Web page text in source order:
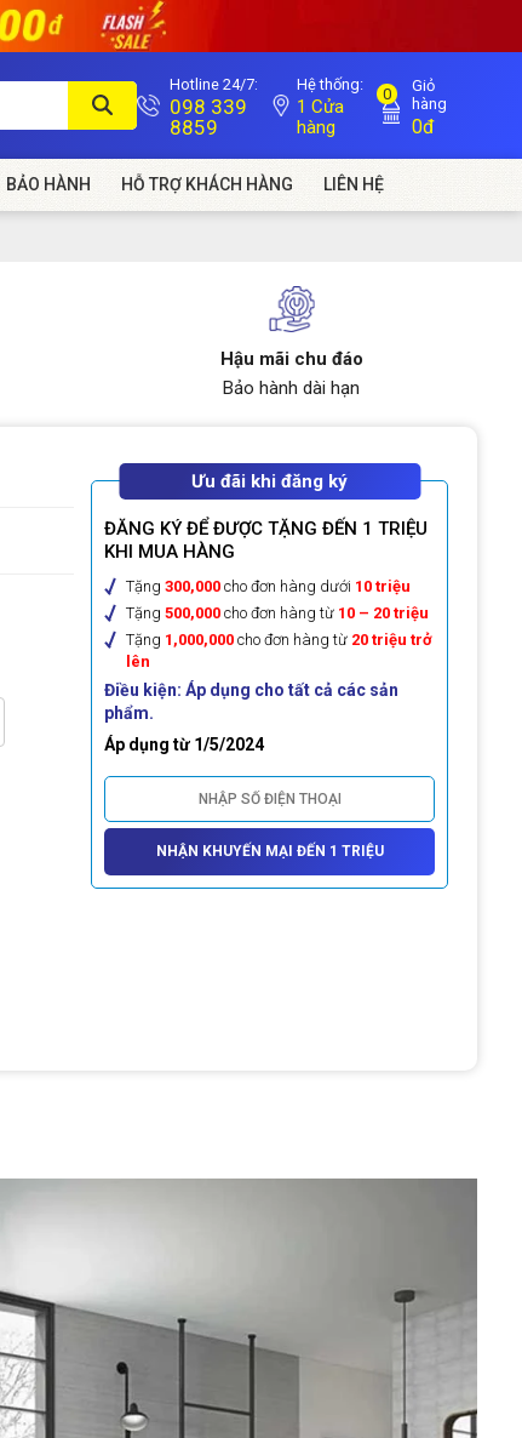
Hotline 24/7:
098 339
8859
Hệ thống:
1 Cửa
hàng
0
Giỏ
hàng
0đ
BẢO HÀNH HỖ TRỢ KHÁCH HÀNG LIÊN HỆ
Hậu mãi chu đáo
Bảo hành dài hạn
Ưu đãi khi đăng ký
ĐĂNG KÝ ĐỂ ĐƯỢC TẶNG ĐẾN 1 TRIỆU
KHI MUA HÀNG
Tặng 300,000 cho đơn hàng dưới 10 triệu
Tặng 500,000 cho đơn hàng từ 10 – 20 triệu
Tặng 1,000,000 cho đơn hàng từ 20 triệu trở
lên
Điều kiện: Áp dụng cho tất cả các sản
phẩm.
Áp dụng từ 1/5/2024
NHẬN KHUYẾN MẠI ĐẾN 1 TRIỆU